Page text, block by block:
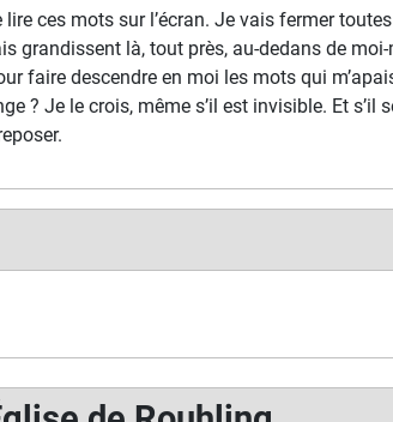
ces mots sur l’écran. Je vais fermer
grandissent là, tout près, au-dedans de
faire descendre en moi les mots qui
? Je le crois, même s’il est invisible. Et s’il